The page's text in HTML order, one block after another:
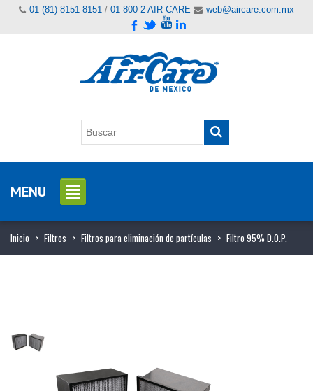
01 (81) 8151 8151 / 01 800 2 AIR CARE web@aircare.com.mx
MENU
Inicio > Filtros > Filtros para eliminación de partículas > Filtro 95% D.O.P.